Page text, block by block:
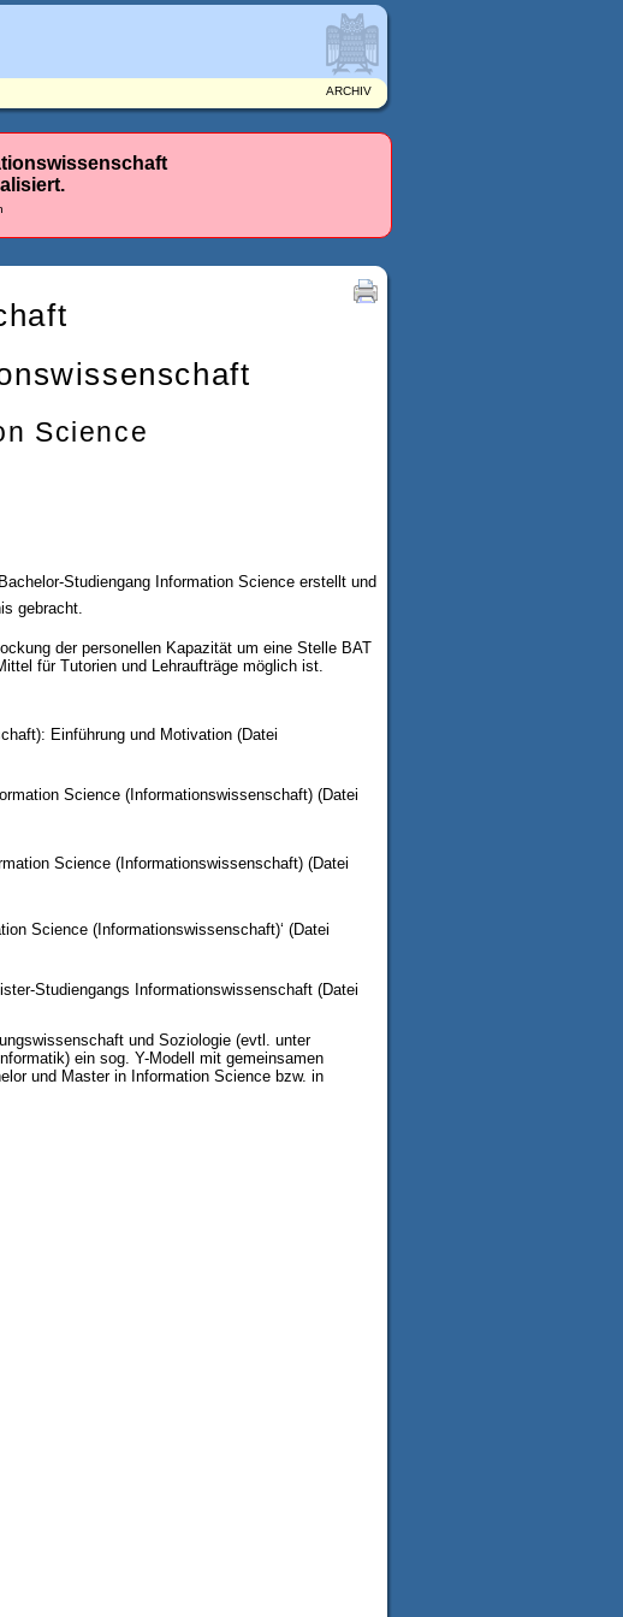
ARCHIV
Science
Studiengang Information Science erstellt und
gebracht.
der personellen Kapazität um eine Stelle BAT
für Tutorien und Lehraufträge möglich ist.
Einführung und Motivation (Datei
Science (Informationswissenschaft) (Datei
Science (Informationswissenschaft) (Datei
Science (Informationswissenschaft)‘ (Datei
Studiengangs Informationswissenschaft (Datei
und Soziologie (evtl. unter
ein sog. Y-Modell mit gemeinsamen
und Master in Information Science bzw. in